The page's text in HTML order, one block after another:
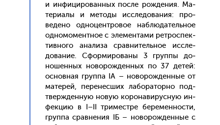
и ин­фи­циро­ван­ных пос­ле рож­де­ния. Ма­
тери­алы и ме­тоды исcле­дова­ния: про­
веде­но од­но­цен­тро­вое наб­лю­датель­ное
од­но­момен­тное с эле­мен­та­ми рет­роспек­
тивно­го ана­лиза срав­ни­тель­ное ис­сле­
дова­ние. Сфор­ми­рова­ны 3 груп­пы до­
ношен­ных но­ворож­денных по 37 де­тей:
ос­новная груп­па IA – но­ворож­денные от
ма­терей, пе­ренес­ших ла­бора­тор­но под­
твержден­ную но­вую ко­рона­вирус­ную ин­
фекцию в I–II три­мес­тре бе­ремен­ности,
груп­па срав­не­ния IБ – но­ворож­денные с